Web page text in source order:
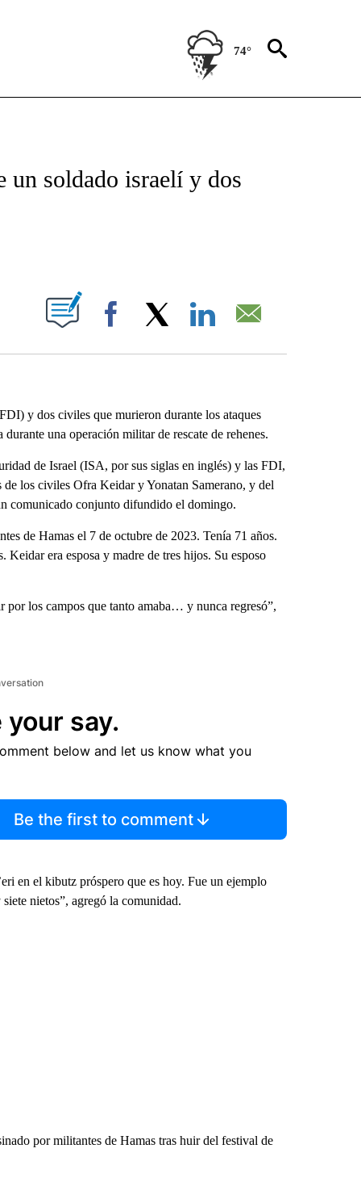
74°
ABOUT NEW PAGES ON "CNN - SPANISH".
un soldado israelí y dos
NEW PAGES ON "".
Facebook
y dos civiles que murieron durante los ataques
una operación militar de rescate de rehenes.
de Israel (ISA, por sus siglas en inglés) y las FDI,
de los civiles Ofra Keidar y Yonatan Samerano, y del
comunicado conjunto difundido el domingo.
de Hamas el 7 de octubre de 2023. Tenía 71 años.
Keidar era esposa y madre de tres hijos. Su esposo
por los campos que tanto amaba… y nunca regresó”,
your say.
below and let us know what you
Be the first to comment
en el kibutz próspero que es hoy. Fue un ejemplo
nietos”, agregó la comunidad.
por militantes de Hamas tras huir del festival de